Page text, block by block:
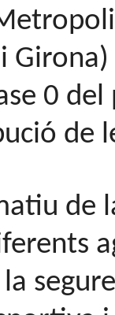
0
de
de